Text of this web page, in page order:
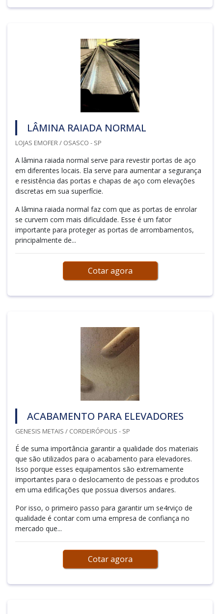
LÂMINA RAIADA NORMAL
LOJAS EMOFER / OSASCO - SP
A lâmina raiada normal serve para revestir portas de aço
em diferentes locais. Ela serve para aumentar a segurança
e resistência das portas e chapas de aço com elevações
discretas em sua superfície.
A lâmina raiada normal faz com que as portas de enrolar
se curvem com mais dificuldade. Esse é um fator
importante para proteger as portas de arrombamentos,
principalmente de...
Cotar agora
ACABAMENTO PARA ELEVADORES
GENESIS METAIS / CORDEIRÓPOLIS - SP
É de suma importância garantir a qualidade dos materiais
que são utilizados para o acabamento para elevadores.
Isso porque esses equipamentos são extremamente
importantes para o deslocamento de pessoas e produtos
em uma edificações que possua diversos andares.
Por isso, o primeiro passo para garantir um se4rviço de
qualidade é contar com uma empresa de confiança no
mercado que...
Cotar agora